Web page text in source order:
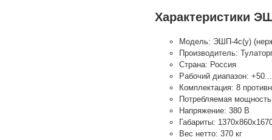
Характеристики
Модель: ЭШП-4с(у)
Производитель:
Страна: Россия
Рабочий диапазон:
Комплектация: 8
Потребляемая
Напряжение: 380 В
Габариты:
Вес нетто: 370 кг